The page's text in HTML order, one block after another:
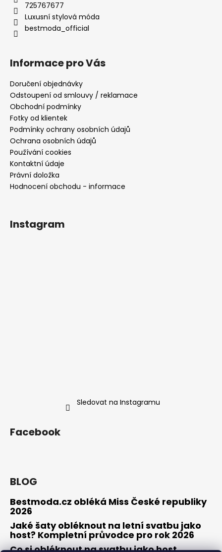
725767677
Luxusní stylová móda
bestmoda_official
Informace pro Vás
Doručení objednávky
Odstoupení od smlouvy / reklamace
Obchodní podmínky
Fotky od klientek
Podmínky ochrany osobních údajů
Ochrana osobních údajů
Používání cookies
Kontaktní údaje
Právní doložka
Hodnocení obchodu - informace
Instagram
Sledovat na Instagramu
Facebook
BLOG
Bestmoda.cz obléká Miss České republiky
2026
Jaké šaty obléknout na letní svatbu jako
host? Kompletní průvodce pro rok 2026
Co si obléknout na svatbu jako host